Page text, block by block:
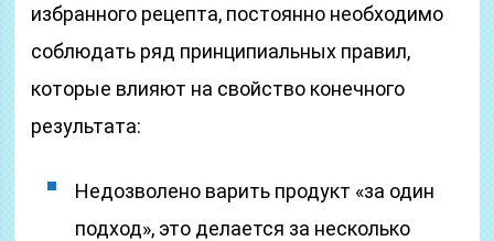
избранного рецепта, постоянно необходимо
соблюдать ряд принципиальных правил,
которые влияют на свойство конечного
результата:
Недозволено варить продукт «за один
подход», это делается за несколько